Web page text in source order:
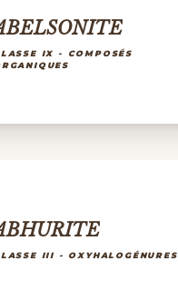
IX - COMPOSÉS
III - OXYHALOGÉNURES